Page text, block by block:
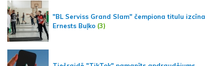
"BL Serviss Grand Slam" čempiona titulu izcīna
Ernests Buļko (3)